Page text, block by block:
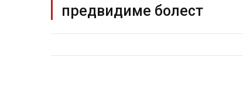
предвидиме болест
Грција: Горат Парос, Андрос,